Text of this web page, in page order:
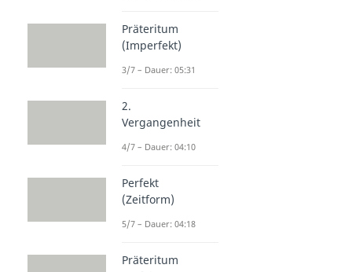
Präteritum
(Imperfekt)
3/7 – Dauer: 05:31
2.
Vergangenheit
4/7 – Dauer: 04:10
Perfekt
(Zeitform)
5/7 – Dauer: 04:18
Präteritum